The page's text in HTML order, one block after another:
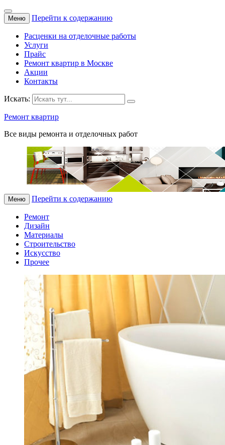
Меню Перейти к содержанию
Расценки на отделочные работы
Услуги
Прайс
Ремонт квартир в Москве
Акции
Контакты
Искать:
Ремонт квартир
Все виды ремонта и отделочных работ
Меню Перейти к содержанию
Ремонт
Дизайн
Материалы
Строительство
Искусство
Прочее